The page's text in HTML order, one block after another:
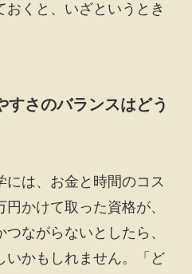
くと、いざというとき
すさのバランスはどう
には、お金と時間のコス
かけて取った資格が、
ながらないとしたら、
いかもしれません。「ど